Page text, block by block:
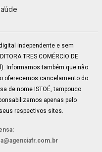
digital independente e sem
TRES COMÉRCIO DE
Informamos também que não
oferecemos cancelamento do
de nome ISTOÉ, tampouco
apenas pelo
respectivos sites.